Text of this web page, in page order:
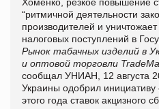
“ритмичной деятельности
производителей и
налоговых поступлений в
Рынок табачных изделий в
и оптовой торговли
сообщал УНИАН, 12 августа
Украины одобрил инициативу
этого года ставок акцизного